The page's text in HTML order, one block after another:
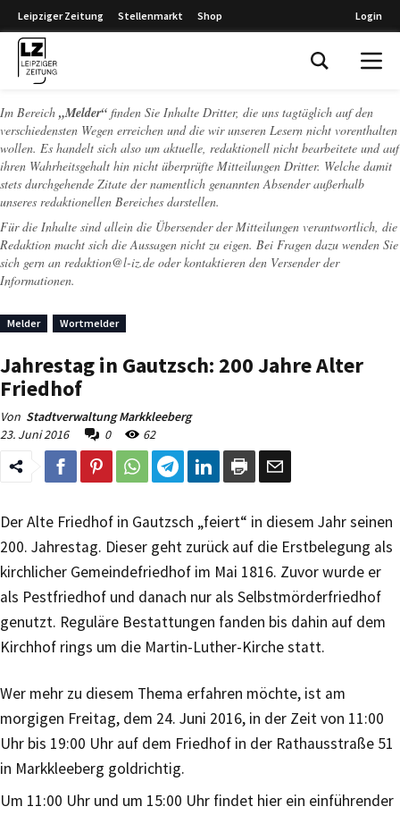
Leipziger Zeitung Stellenmarkt Shop Login
Im Bereich „Melder“ finden Sie Inhalte Dritter, die uns tagtäglich auf den
verschiedensten Wegen erreichen und die wir unseren Lesern nicht vorenthalten
wollen. Es handelt sich also um aktuelle, redaktionell nicht bearbeitete und auf
ihren Wahrheitsgehalt hin nicht überprüfte Mitteilungen Dritter. Welche damit
stets durchgehende Zitate der namentlich genannten Absender außerhalb
unseres redaktionellen Bereiches darstellen.
Für die Inhalte sind allein die Übersender der Mitteilungen verantwortlich, die
Redaktion macht sich die Aussagen nicht zu eigen. Bei Fragen dazu wenden Sie
sich gern an redaktion@l-iz.de oder kontaktieren den Versender der
Informationen.
Melder Wortmelder
Jahrestag in Gautzsch: 200 Jahre Alter
Friedhof
Von Stadtverwaltung Markkleeberg
23. Juni 2016
0 62
Der Alte Friedhof in Gautzsch „feiert“ in diesem Jahr seinen
200. Jahrestag. Dieser geht zurück auf die Erstbelegung als
kirchlicher Gemeindefriedhof im Mai 1816. Zuvor wurde er
als Pestfriedhof und danach nur als Selbstmörderfriedhof
genutzt. Reguläre Bestattungen fanden bis dahin auf dem
Kirchhof rings um die Martin-Luther-Kirche statt.
Wer mehr zu diesem Thema erfahren möchte, ist am
morgigen Freitag, dem 24. Juni 2016, in der Zeit von 11:00
Uhr bis 19:00 Uhr auf dem Friedhof in der Rathausstraße 51
in Markkleeberg goldrichtig.
Um 11:00 Uhr und um 15:00 Uhr findet hier ein einführender